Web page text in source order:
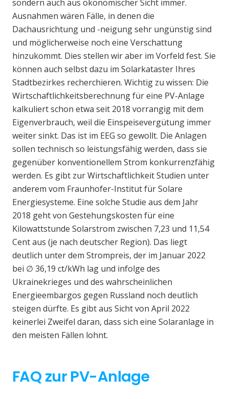
sondern auch aus ökonomischer Sicht immer.
Ausnahmen wären Fälle, in denen die
Dachausrichtung und -neigung sehr ungünstig sind
und möglicherweise noch eine Verschattung
hinzukommt. Dies stellen wir aber im Vorfeld fest. Sie
können auch selbst dazu im Solarkataster Ihres
Stadtbezirkes recherchieren. Wichtig zu wissen: Die
Wirtschaftlichkeitsberechnung für eine PV-Anlage
kalkuliert schon etwa seit 2018 vorrangig mit dem
Eigenverbrauch, weil die Einspeisevergütung immer
weiter sinkt. Das ist im EEG so gewollt. Die Anlagen
sollen technisch so leistungsfähig werden, dass sie
gegenüber konventionellem Strom konkurrenzfähig
werden. Es gibt zur Wirtschaftlichkeit Studien unter
anderem vom Fraunhofer-Institut für Solare
Energiesysteme. Eine solche Studie aus dem Jahr
2018 geht von Gestehungskosten für eine
Kilowattstunde Solarstrom zwischen 7,23 und 11,54
Cent aus (je nach deutscher Region). Das liegt
deutlich unter dem Strompreis, der im Januar 2022
bei ∅ 36,19 ct/kWh lag und infolge des
Ukrainekrieges und des wahrscheinlichen
Energieembargos gegen Russland noch deutlich
steigen dürfte. Es gibt aus Sicht von April 2022
keinerlei Zweifel daran, dass sich eine Solaranlage in
den meisten Fällen lohnt.
FAQ zur PV-Anlage